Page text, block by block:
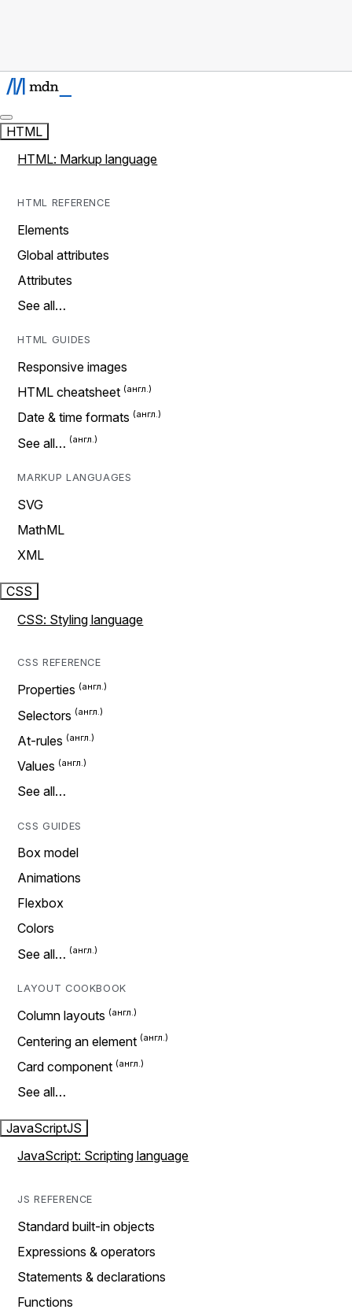
HTML
HTML: Markup language
HTML REFERENCE
Elements
Global attributes
Attributes
See all…
HTML GUIDES
Responsive images
HTML cheatsheet
Date & time formats
See all…
MARKUP LANGUAGES
SVG
MathML
XML
CSS
CSS: Styling language
CSS REFERENCE
Properties
Selectors
At-rules
Values
See all…
CSS GUIDES
Box model
Animations
Flexbox
Colors
See all…
LAYOUT COOKBOOK
Column layouts
Centering an element
Card component
See all…
JavaScriptJS
JavaScript: Scripting language
JS REFERENCE
Standard built-in objects
Expressions & operators
Statements & declarations
Functions